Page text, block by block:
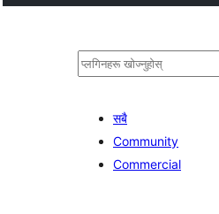
खोज्नुहोस्
सबै
Community
Commercial